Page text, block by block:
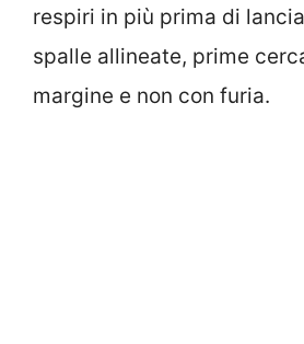
respiri in più prima di
spalle allineate, prime
margine e non con furia.